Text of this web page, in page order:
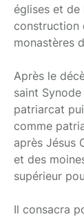
églises et de
construction
monastères
Après le
saint Synode
patriarcat
comme
après Jésus
et des
supérieur
Il consacra